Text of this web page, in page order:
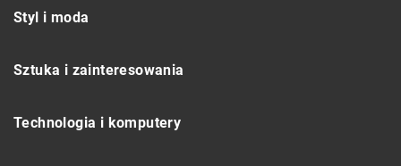
Styl i moda
Sztuka i zainteresowania
Technologia i komputery